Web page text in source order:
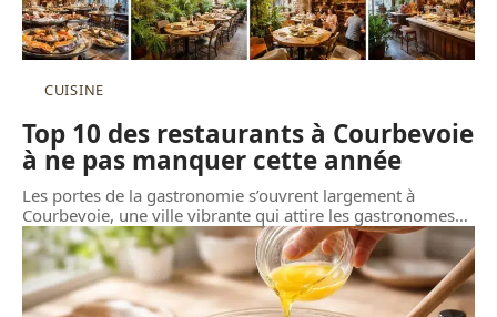
CUISINE
Top 10 des restaurants à Courbevoie
à ne pas manquer cette année
Les portes de la gastronomie s’ouvrent largement à
Courbevoie, une ville vibrante qui attire les gastronomes…